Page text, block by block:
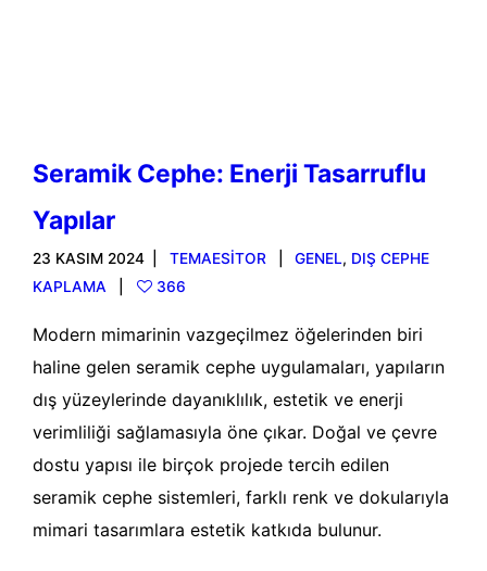
Seramik Cephe: Enerji Tasarruflu
Yapılar
23 KASIM 2024 TEMAESITOR GENEL, DIŞ CEPHE
KAPLAMA
366
Modern mimarinin vazgeçilmez öğelerinden biri
haline gelen seramik cephe uygulamaları, yapıların
dış yüzeylerinde dayanıklılık, estetik ve enerji
verimliliği sağlamasıyla öne çıkar. Doğal ve çevre
dostu yapısı ile birçok projede tercih edilen
seramik cephe sistemleri, farklı renk ve dokularıyla
mimari tasarımlara estetik katkıda bulunur.